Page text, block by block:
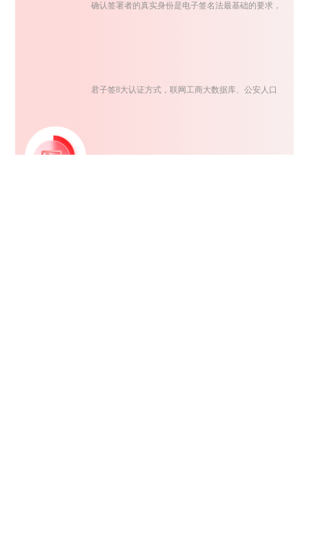
确认签署者的真实身份是电子签名法最基础的要求，
君子签8大认证方式，联网工商大数据库、公安人口